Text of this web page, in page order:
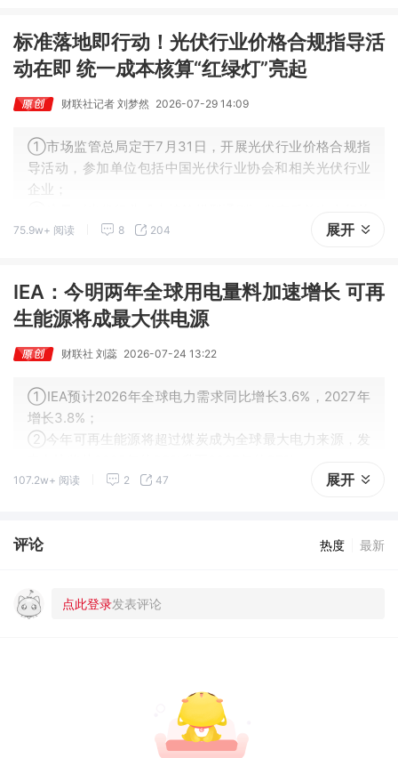
标准落地即行动！光伏行业价格合规指导活
动在即 统一成本核算“红绿灯”亮起
财联社记者 刘梦然 2026-07-29 14:09
①市场监管总局定于7月31日，开展光伏行业价格合规指
导活动，参加单位包括中国光伏行业协会和相关光伏行业
企业；
部门召开行业会议，行业治理从自律走向制度约束。
75.9w+ 阅读 8 204 展开
IEA：今明两年全球用电量料加速增长 可再
生能源将成最大供电源
财联社 刘蕊 2026-07-24 13:22
①IEA预计2026年全球电力需求同比增长3.6%，2027年
增长3.8%；
②今年可再生能源将超过煤炭成为全球最大电力来源，发
③2026年全球太阳能发电量将增长约600太瓦时，将超过
107.2w+ 阅读 2 47 展开
评论 热度 最新